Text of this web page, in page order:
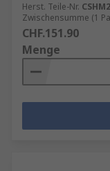
Herst. Teile-Nr.
Zwischensumme (1
CHF.151.90
Menge